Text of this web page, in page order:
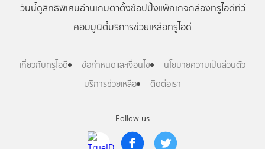
Follow us
วันนี้ดูสิทธิพิเศษอ่านเกมตาตั้งช้อปปิ้งแพ็กเกจกล่องทรูไอดีทีวี
คอมมูนิตี้บริการช่วยเหลือทรูไอดี
เกี่ยวกับทรูไอดี ข้อกำหนดและเงื่อนไข
นโยบายความเป็นส่วนตัว
บริการช่วยเหลือ
ติดต่อเรา